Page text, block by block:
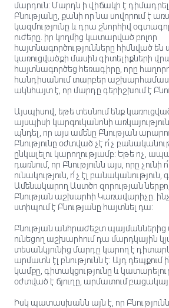
մարդուն: Մարդն ի վիճակի է
Բնությանը, քանի որ նա սովորում է
կազմությունը և դրա շնորհիվ
ուժերը. իր կողմից կատարված բոլոր
հայտնագործությունները հիմնված
կառուցվածքի մասին գիտելիքների
հայտնագործեց հեռագիրը, որը
հանդիսանում տարբեր
ակնհայտ է, որ մարդը գերիշխում է
Այսպիսով, եթե տեսնում ենք
այսպիսի կարգուկանոնի
պնդել, որ այս ամենը Բնության
Բնությունը օժտված չէ ո՛չ
ընկալելու կարողությամբ: Եթե ​​ոչ,
դառնում, որ Բնությունն այս, որը չունի
ունակություն, ո՛չ էլ բանականություն,
Ամենակարող Աստծո զորության
Բնության աշխարհի Կառավարիչը.
ստիպում է Բնությանը հայտնել դա:
Բնության անհրաժեշտ պայմաններից
ունեցող աշխարհում դա մարդկային
տեսանկյունից մարդը կարող է
արմատն էլ բնությունն է: Այդ դեպքում
կամքը, գիտակցությունը և
օժտված է ճյուղը, արմատում
Իսկ պատասխանն այն է, որ